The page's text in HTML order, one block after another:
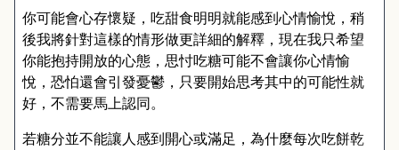
你可能會心存懷疑，吃甜食明明就能感到心情愉悅，稍
後我將針對這樣的情形做更詳細的解釋，現在我只希望
你能抱持開放的心態，思忖吃糖可能不會讓你心情愉
悅，恐怕還會引發憂鬱，只要開始思考其中的可能性就
好，不需要馬上認同。
若糖分並不能讓人感到開心或滿足，為什麼每次吃餅乾